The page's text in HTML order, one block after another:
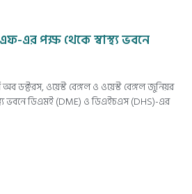
এর পক্ষ থেকে স্বাস্থ্য ভবনে
ডক্টরস, ওয়েস্ট বেঙ্গল ও ওয়েস্ট বেঙ্গল জুনিয়র
ভবনে ডিএমই (DME) ও ডিএইচএস (DHS)-এর